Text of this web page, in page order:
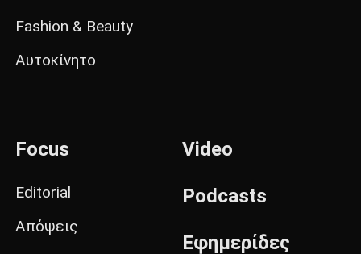
Fashion & Beauty
Αυτοκίνητο
Focus
Editorial
Απόψεις
Video
Podcasts
Εφημερίδες